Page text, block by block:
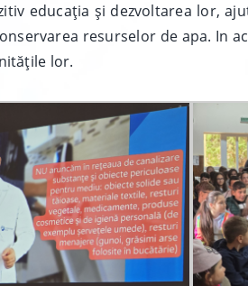
educația și dezvoltarea lor,
resurselor de apa. In
lor.